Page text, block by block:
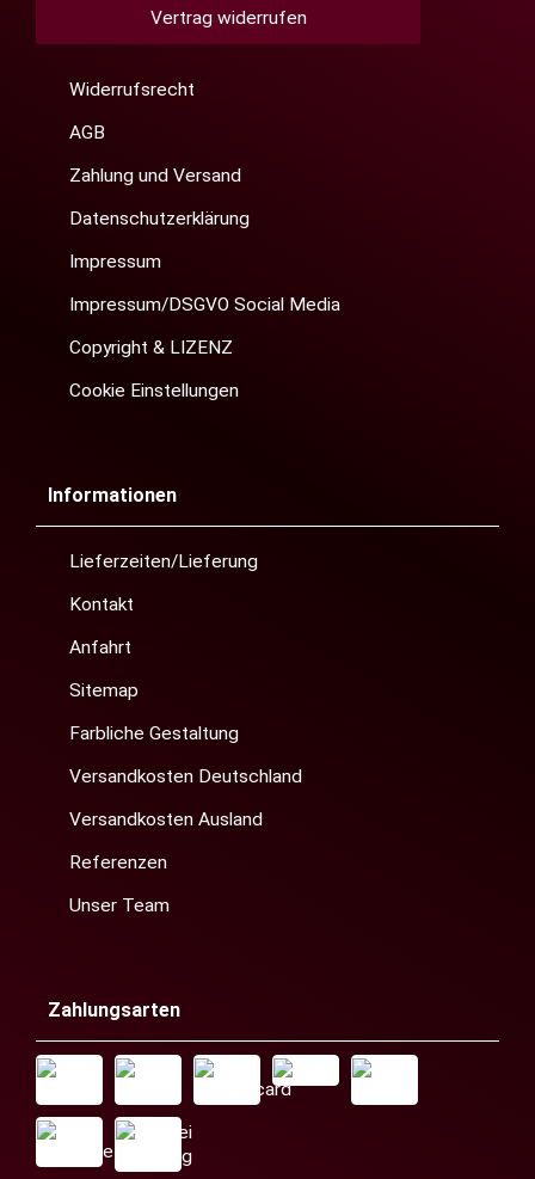
Vertrag widerrufen
Widerrufsrecht
AGB
Zahlung und Versand
Datenschutzerklärung
Impressum
Impressum/DSGVO Social Media
Copyright & LIZENZ
Cookie Einstellungen
Informationen
Lieferzeiten/Lieferung
Kontakt
Anfahrt
Sitemap
Farbliche Gestaltung
Versandkosten Deutschland
Versandkosten Ausland
Referenzen
Unser Team
Zahlungsarten